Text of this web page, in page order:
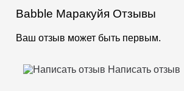
Babble Маракуйя Отзывы
Ваш отзыв может быть первым.
Написать отзыв